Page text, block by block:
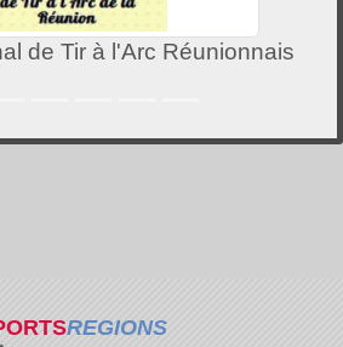
de Tir à l'Arc Réunionnais
REGIONS